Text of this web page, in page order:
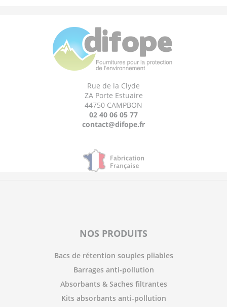
Rue de la Clyde
ZA Porte Estuaire
44750 CAMPBON
02 40 06 05 77
contact@difope.fr
NOS PRODUITS
Bacs de rétention souples pliables
Barrages anti-pollution
Absorbants & Saches filtrantes
Kits absorbants anti-pollution